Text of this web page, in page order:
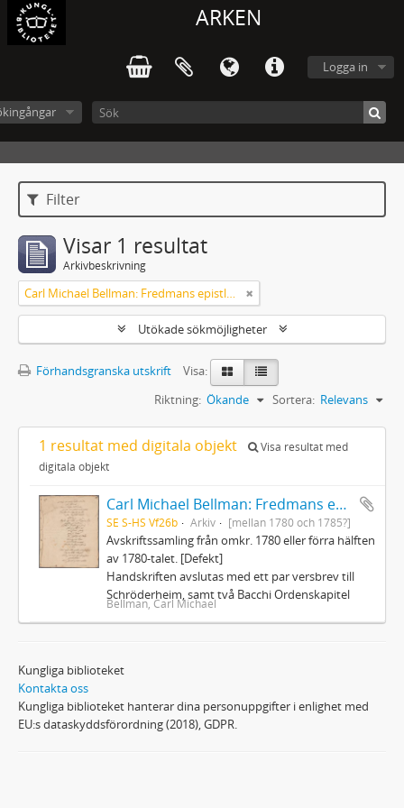
ARKEN
Logga in
Filter
Visar 1 resultat
Arkivbeskrivning
Carl Michael Bellman: Fredmans epistlar och sånger m.fl. Bellman-texter
Utökade sökmöjligheter
Förhandsgranska utskrift
Visa:
Sortera: Relevans
Riktning: Ökande
1 resultat med digitala objekt
Visa resultat med
digitala objekt
Carl Michael Bellman: Fredmans epistlar och sånger m.fl. Bellman-texter
SE S-HS Vf26b Arkiv [mellan 1780 och 1785?]
Avskriftssamling från omkr. 1780 eller förra hälften
av 1780-talet. [Defekt]
Handskriften avslutas med ett par versbrev till
Schröderheim, samt två Bacchi Ordenskapitel
Bellman, Carl Michael
Kungliga biblioteket
Kontakta oss
Kungliga biblioteket hanterar dina personuppgifter i enlighet med
EU:s dataskyddsförordning (2018), GDPR.